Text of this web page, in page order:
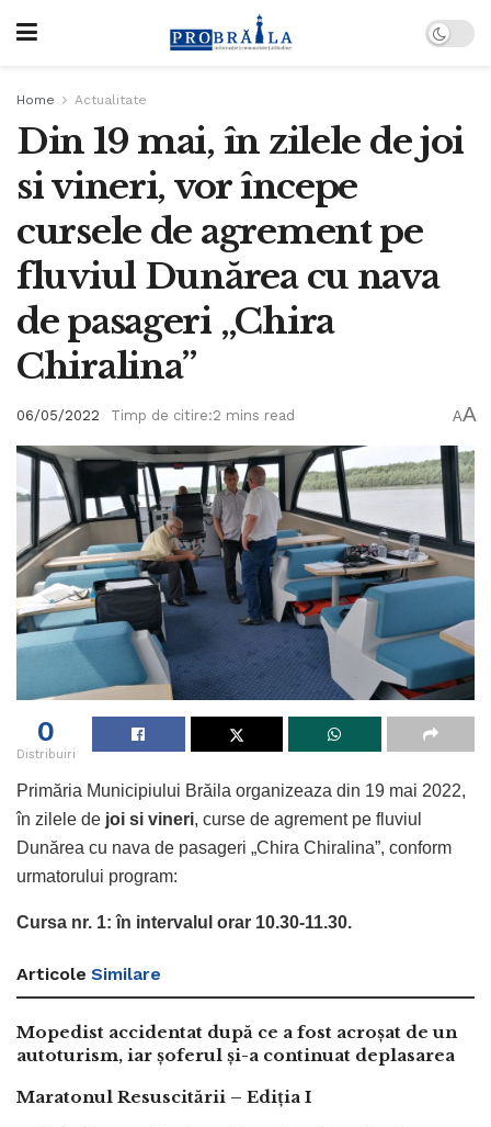
Home Actualitate
Din 19 mai, în zilele de joi
si vineri, vor începe
cursele de agrement pe
fluviul Dunărea cu nava
de pasageri „Chira
Chiralina”
06/05/2022 Timp de citire:2 mins read AA
0
Distribuiri
Primăria Municipiului Brăila organizeaza din 19 mai 2022,
în zilele de joi si vineri, curse de agrement pe fluviul
Dunărea cu nava de pasageri „Chira Chiralina”, conform
urmatorului program:
Cursa nr. 1: în intervalul orar 10.30-11.30.
Articole Similare
Mopedist accidentat după ce a fost acroșat de un
autoturism, iar șoferul și-a continuat deplasarea
Maratonul Resuscitării – Ediția I